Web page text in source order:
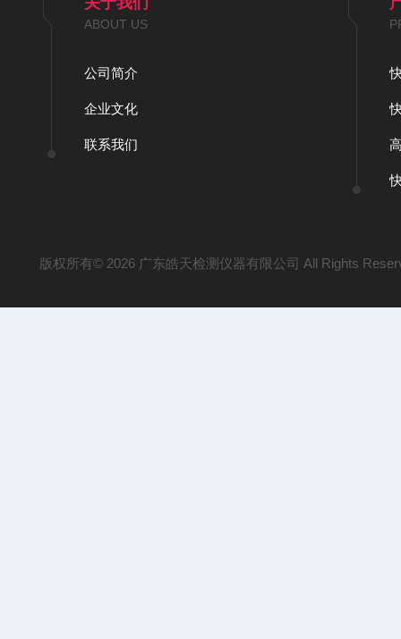
ABOUT US
公司简介
企业文化
联系我们
版权所有© 2026 广东皓天检测仪器有限公司 All Rights